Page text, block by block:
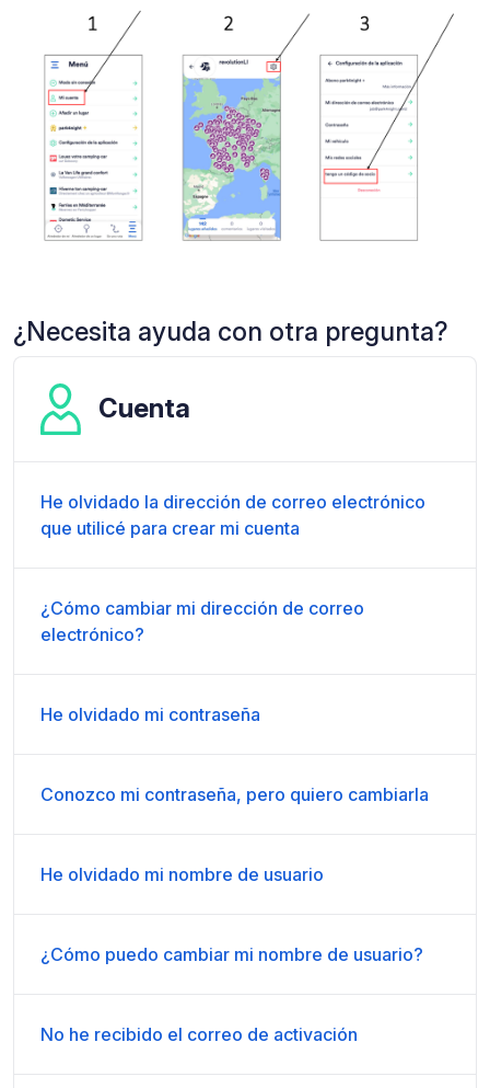
¿Necesita ayuda con otra pregunta?
Cuenta
He olvidado la dirección de correo electrónico
que utilicé para crear mi cuenta
¿Cómo cambiar mi dirección de correo
electrónico?
He olvidado mi contraseña
Conozco mi contraseña, pero quiero cambiarla
He olvidado mi nombre de usuario
¿Cómo puedo cambiar mi nombre de usuario?
No he recibido el correo de activación